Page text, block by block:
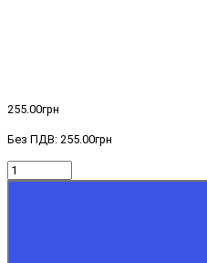
255.00грн
Без ПДВ: 255.00грн